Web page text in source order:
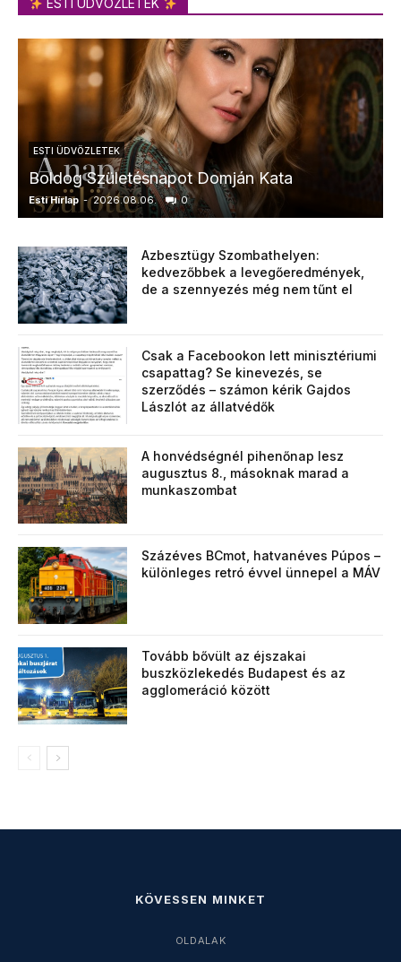
ESTI ÜDVÖZLETEK
ESTI ÜDVÖZLETEK
Boldog Születésnapot Domján Kata
Esti Hírlap - 2026.08.06. 0
Azbesztügy Szombathelyen:
kedvezőbbek a levegőeredmények,
de a szennyezés még nem tűnt el
Csak a Facebookon lett minisztériumi
csapattag? Se kinevezés, se
szerződés – számon kérik Gajdos
Lászlót az állatvédők
A honvédségnél pihenőnap lesz
augusztus 8., másoknak marad a
munkaszombat
Százéves BCmot, hatvanéves Púpos –
különleges retró évvel ünnepel a MÁV
Tovább bővült az éjszakai
buszközlekedés Budapest és az
agglomeráció között
KÖVESSEN MINKET
OLDALAK